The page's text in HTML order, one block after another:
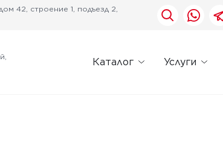
42, строение 1, подъезд 2,
Каталог Услуги